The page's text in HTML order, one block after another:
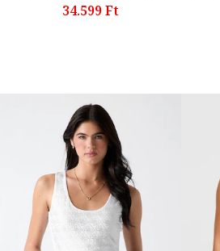
34.599 Ft